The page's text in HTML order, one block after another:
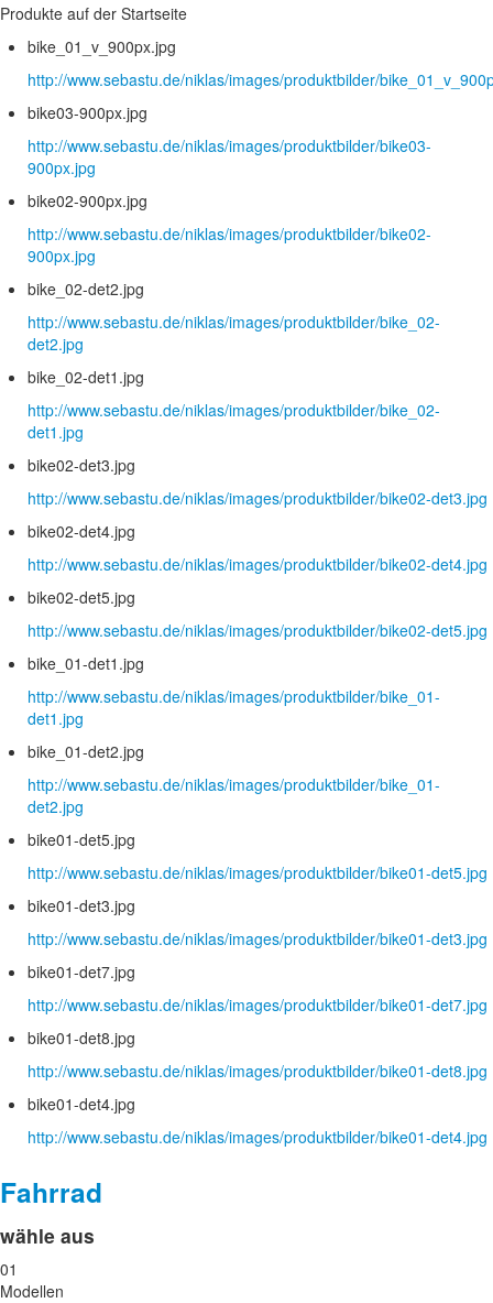
Produkte auf der Startseite
bike_01_v_900px.jpg
http://www.sebastu.de/niklas/images/produktbilder/
bike03-900px.jpg
http://www.sebastu.de/niklas/images/produktbilder/bike03-
900px.jpg
bike02-900px.jpg
http://www.sebastu.de/niklas/images/produktbilder/bike02-
900px.jpg
bike_02-det2.jpg
http://www.sebastu.de/niklas/images/produktbilder/bike_02-
det2.jpg
bike_02-det1.jpg
http://www.sebastu.de/niklas/images/produktbilder/bike_02-
det1.jpg
bike02-det3.jpg
http://www.sebastu.de/niklas/images/produktbilder/bike02-det3.jpg
bike02-det4.jpg
http://www.sebastu.de/niklas/images/produktbilder/bike02-det4.jpg
bike02-det5.jpg
http://www.sebastu.de/niklas/images/produktbilder/bike02-det5.jpg
bike_01-det1.jpg
http://www.sebastu.de/niklas/images/produktbilder/bike_01-
det1.jpg
bike_01-det2.jpg
http://www.sebastu.de/niklas/images/produktbilder/bike_01-
det2.jpg
bike01-det5.jpg
http://www.sebastu.de/niklas/images/produktbilder/bike01-det5.jpg
bike01-det3.jpg
http://www.sebastu.de/niklas/images/produktbilder/bike01-det3.jpg
bike01-det7.jpg
http://www.sebastu.de/niklas/images/produktbilder/bike01-det7.jpg
bike01-det8.jpg
http://www.sebastu.de/niklas/images/produktbilder/bike01-det8.jpg
bike01-det4.jpg
http://www.sebastu.de/niklas/images/produktbilder/bike01-det4.jpg
Fahrrad
wähle aus
01
Modellen